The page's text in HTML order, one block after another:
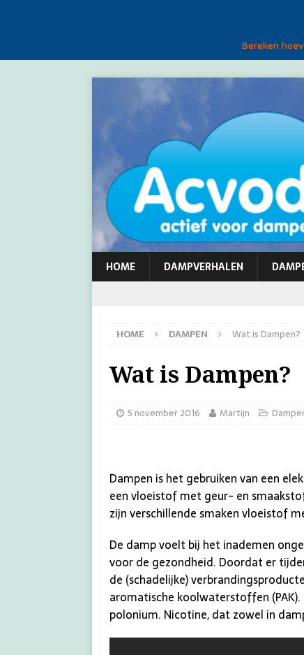
Bereken
HOME DAMPVERHALEN
HOME DAMPEN Wat is Dampen?
Wat is Dampen?
5 november 2016 Martijn
Dampen is het gebruiken van een
een vloeistof met geur- en
zijn verschillende smaken vloeistof
De damp voelt bij het inademen
voor de gezondheid. Doordat er
de (schadelijke)
aromatische koolwaterstoffen
polonium. Nicotine, dat zowel in